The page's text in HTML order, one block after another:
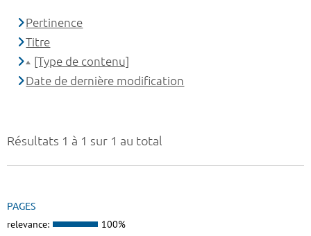
Résultats 1 à 1 sur 1 au total
PAGES
relevance: 100%
Pertinence
Titre
[Type de contenu]
Date de dernière modification